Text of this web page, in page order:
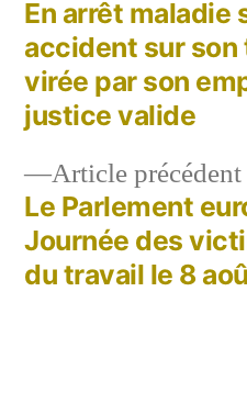
Navigation
de
l’article
Article précédent
Le Parlement
Journée des
du travail le 8
En arrêt maladie
accident sur
virée par son
justice valide